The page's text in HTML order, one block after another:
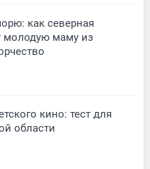
как северная
молодую маму из
кино: тест для
области